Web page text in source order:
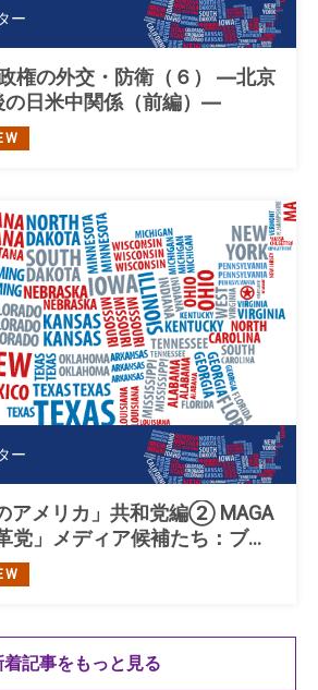
権の外交・防衛（６） ―北京
の日米中関係（前編）―
ー
アメリカ」共和党編② MAGA
」メディア候補たち：ブキ
トランプ
ー
着記事をもっと見る